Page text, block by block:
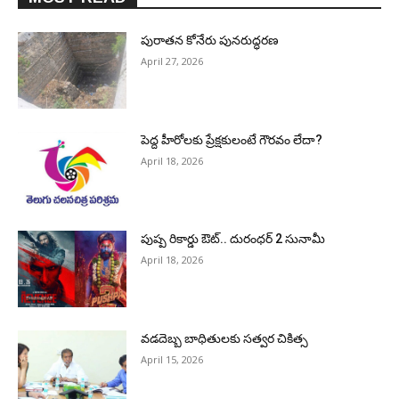
పురాత‌న కోనేరు పున‌రుద్ధ‌ర‌ణ
April 27, 2026
పెద్ద హీరోల‌కు ప్రేక్ష‌కులంటే గౌర‌వం లేదా?
April 18, 2026
పుష్ప రికార్డు ఔట్‌.. దురంధ‌ర్ 2 సునామీ
April 18, 2026
వడదెబ్బ బాధితులకు సత్వర చికిత్స
April 15, 2026